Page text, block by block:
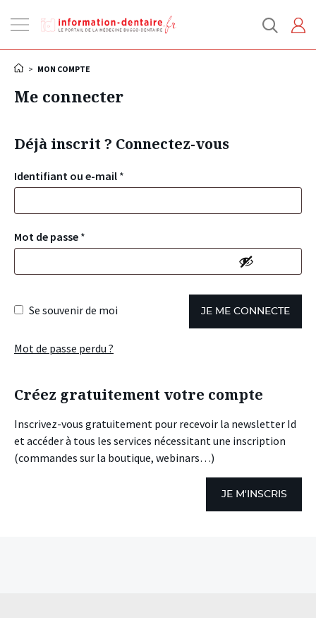
la
> MON COMPTE
Me connecter
Déjà inscrit ? Connectez-vous
Identifiant ou e-mail *
Mot de passe *
Se souvenir de moi JE ME CONNECTE
Mot de passe perdu ?
Créez gratuitement votre compte
Inscrivez-vous gratuitement pour recevoir la newsletter Id
et accéder à tous les services nécessitant une inscription
(commandes sur la boutique, webinars…)
JE M'INSCRIS